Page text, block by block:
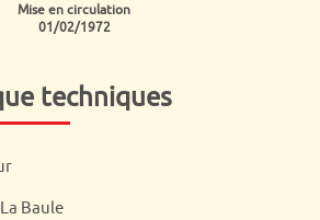
Mise en circulation
01/02/1972
techniques
Baule